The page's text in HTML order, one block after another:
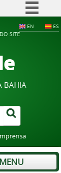
EN ES
SITE
BAHIA